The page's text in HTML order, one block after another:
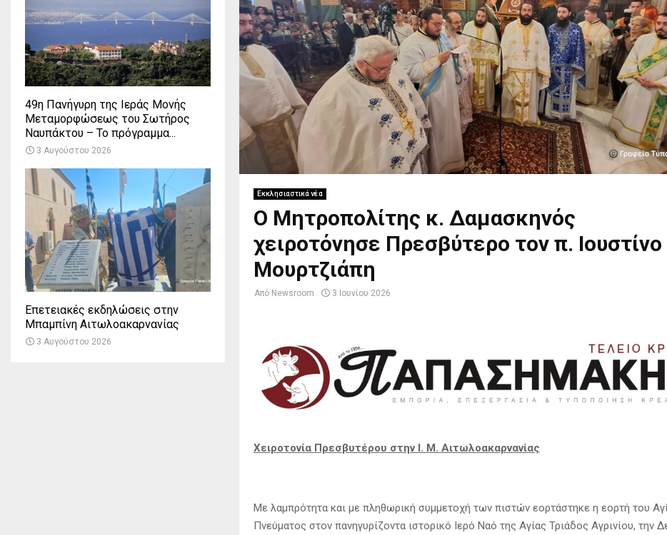
Εκκλησιαστικά νέα
Ο Μητροπολίτης κ. Δαμασκηνός
χειροτόνησε Πρεσβύτερο τον π. Ιουστίνο
Μουρτζιάπη
Από Newsroom 3 Ιουνίου 2026
Χειροτονία Πρεσβυτέρου στην Ι. Μ. Αιτωλοακαρνανίας
Με λαμπρότητα και με πληθωρική συμμετοχή των πιστών εορτάστηκε η εορτή του
Πνεύματος στον πανηγυρίζοντα ιστορικό Ιερό Ναό της Αγίας Τριάδος Αγρινίου, την
49η Πανήγυρη της Ιεράς Μονής
Μεταμορφώσεως του Σωτήρος
Ναυπάκτου – Το πρόγραμμα...
3 Αυγούστου 2026
Επετειακές εκδηλώσεις στην
Μπαμπίνη Αιτωλοακαρνανίας
3 Αυγούστου 2026